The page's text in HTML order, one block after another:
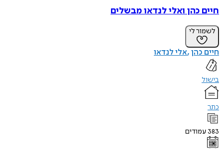
חיים כהן ואלי לנדאו מבשלים
לשמור לי
חיים כהן אלי לנדאו
בישול
כתר
383 עמודים